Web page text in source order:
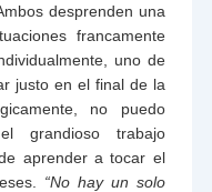
desprenden una
francamente
uno de
justo en el final de la
no puedo
grandioso trabajo
aprender a tocar el
“No hay un solo